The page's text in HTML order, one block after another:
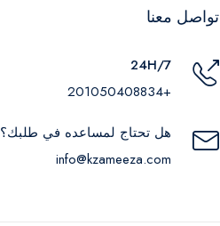
تواصل معنا
24H/7
+201050408834
هل تحتاج لمساعده في طلبك؟
info@kzameeza.com